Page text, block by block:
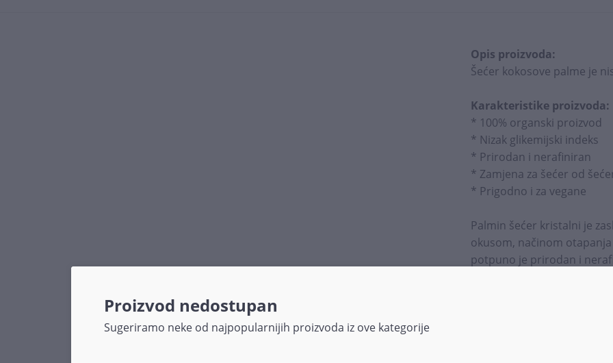
Opis proizvoda:
Šećer kokosove palme je
Karakteristike proizvoda:
* 100% organski proizvod
* Nizak glikemijski indeks
* Prirodan i nerafiniran
* Zamjena za šećer od
* Prigodno i za vegane
Palmin šećer kristalni je
okusom, načinom
potpuno je prirodan i
Proizvod nedostupan
Sugeriramo neke od najpopularnijih proizvoda iz ove kategorije